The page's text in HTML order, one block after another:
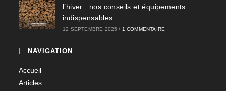
l’hiver : nos conseils et équipements
indispensables​
12 SEPTEMBRE 2025 / 1 COMMENTAIRE
NAVIGATION
Accueil
Articles